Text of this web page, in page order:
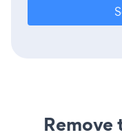
Remove